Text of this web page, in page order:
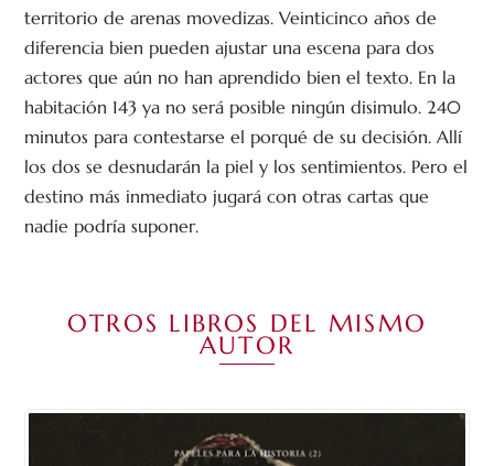
territorio de arenas movedizas. Veinticinco años de
diferencia bien pueden ajustar una escena para dos
actores que aún no han aprendido bien el texto. En la
habitación 143 ya no será posible ningún disimulo. 240
minutos para contestarse el porqué de su decisión. Allí
los dos se desnudarán la piel y los sentimientos. Pero el
destino más inmediato jugará con otras cartas que
nadie podría suponer.
OTROS LIBROS DEL MISMO
AUTOR